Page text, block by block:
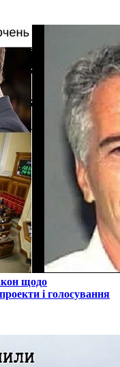
щодо
і голосування